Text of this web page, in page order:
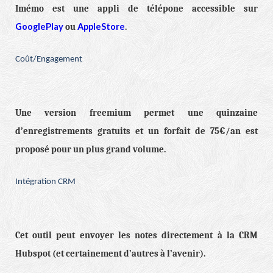
Imémo est une appli de télépone accessible sur
GooglePlayouAppleStore.
Coût/Engagement
Une version freemium permet une quinzaine
d’enregistrements gratuits et un forfait de 75€/an est
proposé pour un plus grand volume.
Intégration CRM
Cet outil peut envoyer les notes directement à la CRM
Hubspot (et certainement d’autres à l’avenir).